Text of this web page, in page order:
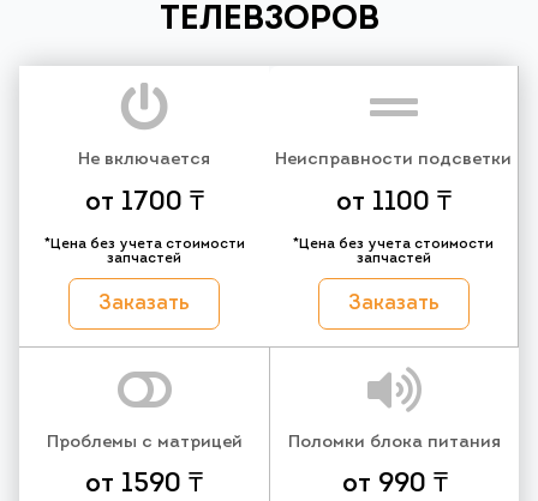
ТЕЛЕВЗОРОВ
Не включается
от 1700 ₸
*Цена без учета стоимости
запчастей
Заказать
Неисправности подсветки
от 1100 ₸
*Цена без учета стоимости
запчастей
Заказать
Проблемы с матрицей
от 1590 ₸
Поломки блока питания
от 990 ₸